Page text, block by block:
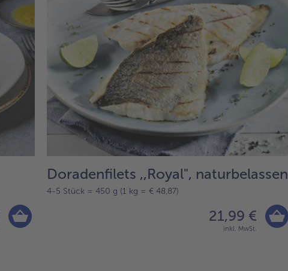
Doradenfilets ,,Royal", naturbelassen
4-5 Stück = 450 g (1 kg = € 48,87)
21,99 €
inkl. MwSt.